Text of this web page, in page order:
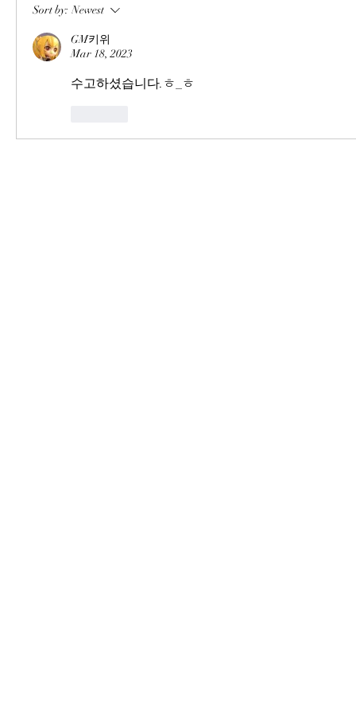
Sort by: Newest
GM키위
Mar 18, 2023
수고하셨습니다.ㅎ_ㅎ